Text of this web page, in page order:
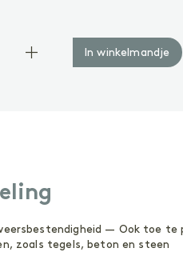
In winkelmandje
— Ook toe te
zoals tegels, beton en steen